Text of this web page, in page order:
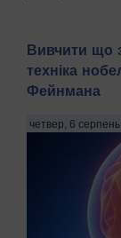
Вивчити що
техніка
Фейнмана
четвер, 6